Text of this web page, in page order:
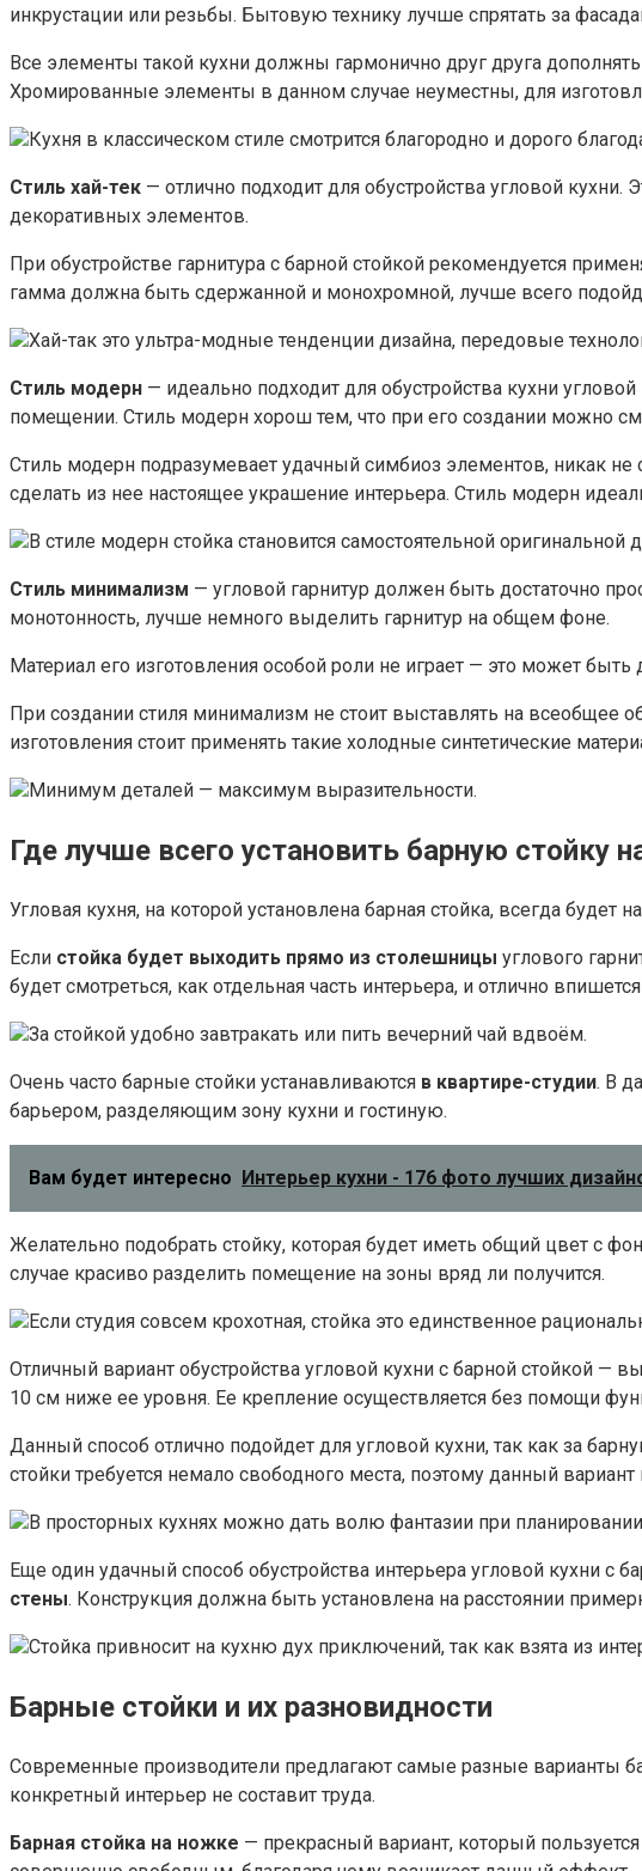
инкрустации или резьбы. Бытовую технику лучше спрятать за
Все элементы такой кухни должны гармонично друг друга
Хромированные элементы в данном случае неуместны, для
Кухня в классическом стиле смотрится благородно и дорого
Стиль хай-тек — отлично подходит для обустройства угловой кухни.
декоративных элементов.
При обустройстве гарнитура с барной стойкой рекомендуется
гамма должна быть сдержанной и монохромной, лучше всего
Хай-так это ультра-модные тенденции дизайна, передовые
Стиль модерн — идеально подходит для обустройства кухни
помещении. Стиль модерн хорош тем, что при его создании можно
Стиль модерн подразумевает удачный симбиоз элементов, никак
сделать из нее настоящее украшение интерьера. Стиль модерн
В стиле модерн стойка становится самостоятельной оригинальной
Стиль минимализм — угловой гарнитур должен быть достаточно
монотонность, лучше немного выделить гарнитур на общем фоне.
Материал его изготовления особой роли не играет — это может
При создании стиля минимализм не стоит выставлять на всеобщее
изготовления стоит применять такие холодные синтетические
Минимум деталей — максимум выразительности.
Где лучше всего установить барную стойку
Угловая кухня, на которой установлена барная стойка, всегда
Если стойка будет выходить прямо из столешницы углового
будет смотреться, как отдельная часть интерьера, и отлично
За стойкой удобно завтракать или пить вечерний чай вдвоём.
Очень часто барные стойки устанавливаются в квартире-студии. В
барьером, разделяющим зону кухни и гостиную.
Вам будет интересно Интерьер кухни - 176 фото лучших
Желательно подобрать стойку, которая будет иметь общий цвет с
случае красиво разделить помещение на зоны вряд ли получится.
Если студия совсем крохотная, стойка это единственное
Отличный вариант обустройства угловой кухни с барной стойкой —
10 см ниже ее уровня. Ее крепление осуществляется без помощи
Данный способ отлично подойдет для угловой кухни, так как за
стойки требуется немало свободного места, поэтому данный
В просторных кухнях можно дать волю фантазии при
Еще один удачный способ обустройства интерьера угловой кухни
стены. Конструкция должна быть установлена на расстоянии
Стойка привносит на кухню дух приключений, так как взята из
Барные стойки и их разновидности
Современные производители предлагают самые разные варианты
конкретный интерьер не составит труда.
Барная стойка на ножке — прекрасный вариант, который